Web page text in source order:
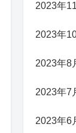
2023年
2023年
2023年8
2023年7
2023年6